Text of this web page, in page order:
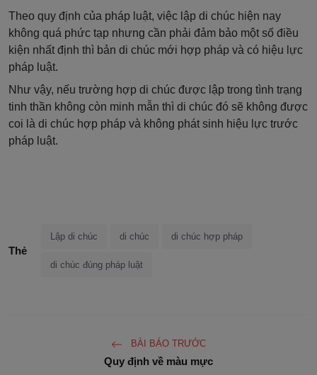
Theo quy định của pháp luật, việc lập di chúc hiện nay
không quá phức tạp nhưng cần phải đảm bảo một số điều
kiện nhất định thì bản di chúc mới hợp pháp và có hiệu lực
pháp luật.
Như vậy, nếu trường hợp di chúc được lập trong tình trạng
tinh thần không còn minh mẫn thì di chúc đó sẽ không được
coi là di chúc hợp pháp và không phát sinh hiệu lực trước
pháp luật.
Thẻ
Lập di chúc di chúc di chúc hợp pháp
di chúc đúng pháp luật
BÀI BÁO TRƯỚC
Quy định về màu mực